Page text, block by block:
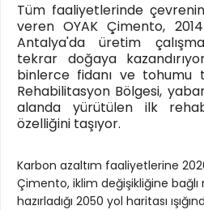
Tüm faaliyetlerinde
veren OYAK Çimento,
Antalya'da üretim
tekrar doğaya
binlerce fidanı ve tohumu
Rehabilitasyon Bölgesi,
alanda yürütülen ilk
özelliğini taşıyor.
Karbon azaltım faaliyetlerine
Çimento, iklim değişikliğine bağlı
hazırladığı 2050 yol haritası